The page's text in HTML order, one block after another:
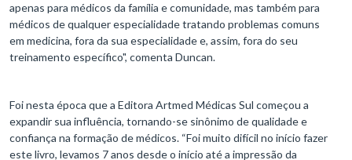
apenas para médicos da família e comunidade, mas também para
médicos de qualquer especialidade tratando problemas comuns
em medicina, fora da sua especialidade e, assim, fora do seu
treinamento específico", comenta Duncan.
Foi nesta época que a Editora Artmed Médicas Sul começou a
expandir sua influência, tornando-se sinônimo de qualidade e
confiança na formação de médicos. “Foi muito difícil no início fazer
este livro, levamos 7 anos desde o início até a impressão da